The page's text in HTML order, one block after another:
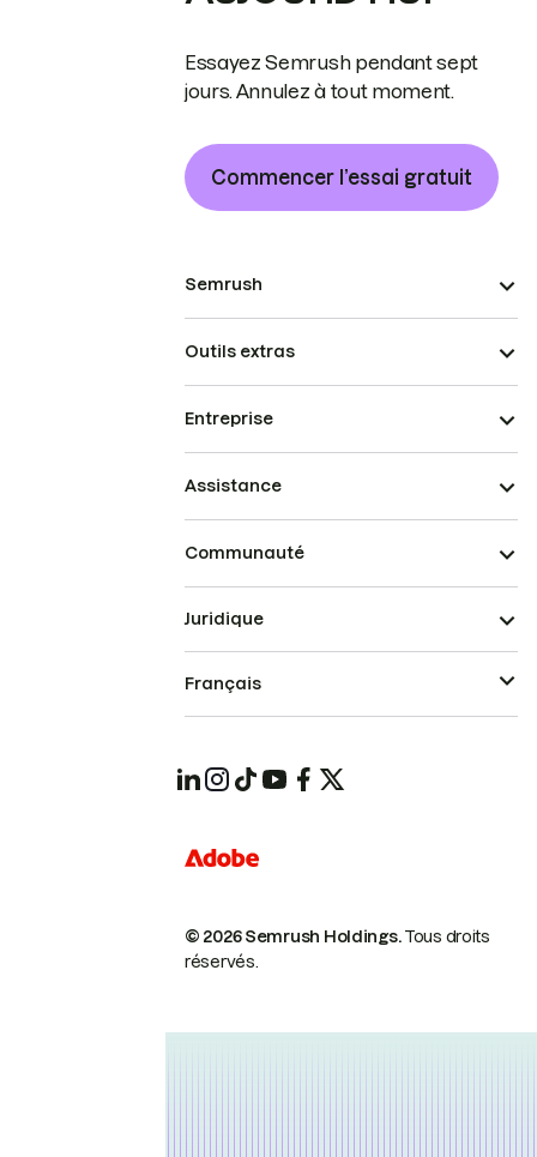
Essayez Semrush pendant sept
jours. Annulez à tout moment.
Commencer l’essai gratuit
Semrush
Outils extras
Entreprise
Assistance
Communauté
© 2026 Semrush Holdings.Tous droits
réservés.
Juridique
Français